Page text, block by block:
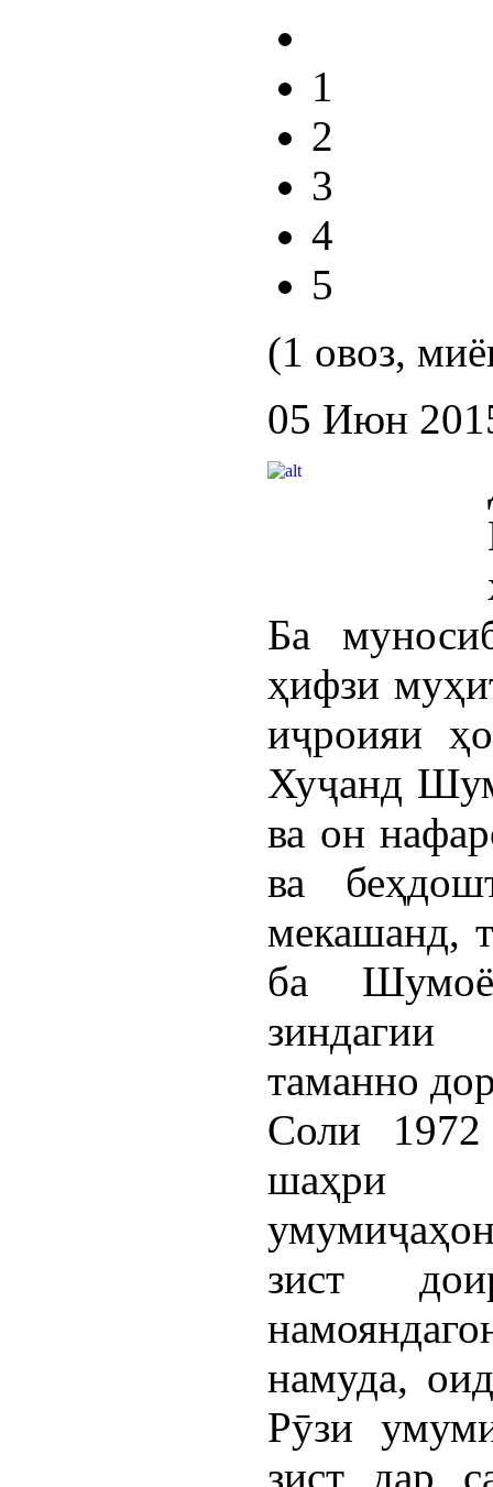
1
2
3
4
5
(1 овоз,
05 Июн
Ба
ҳифзи
иҷроияи
Хуҷанд
ва он
ва
мекашанд,
ба
таманно
Соли
шаҳри
зист
намуда,
Рӯзи
зист дар